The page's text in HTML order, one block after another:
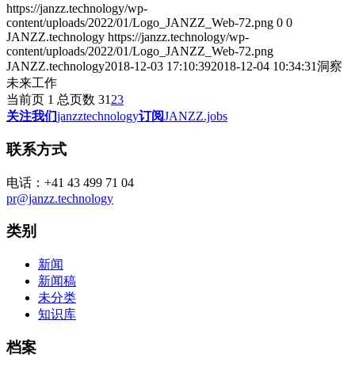
https://janzz.technology/wp-
content/uploads/2022/01/Logo_JANZZ_Web-72.png 0 0
JANZZ.technology https://janzz.technology/wp-
content/uploads/2022/01/Logo_JANZZ_Web-72.png
JANZZ.technology2018-12-03 17:10:392018-12-04 10:34:31洞察
未来工作
当前页 1 总页数 31 23
关注我们janzztechnology订阅JANZZ.jobs
联系方式
电话：+41 43 499 71 04
pr@janzz.technology
类别
新闻
新闻稿
未分类
知识库
档案